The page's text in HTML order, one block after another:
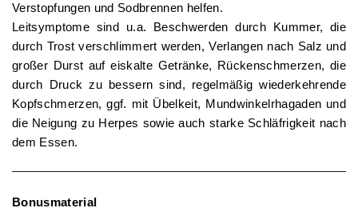
Verstopfungen und Sodbrennen helfen.
Leitsymptome sind u.a. Beschwerden durch Kummer, die
durch Trost verschlimmert werden, Verlangen nach Salz und
großer Durst auf eiskalte Getränke, Rückenschmerzen, die
durch Druck zu bessern sind, regelmäßig wiederkehrende
Kopfschmerzen, ggf. mit Übelkeit, Mundwinkelrhagaden und
die Neigung zu Herpes sowie auch starke Schläfrigkeit nach
dem Essen.
Bonusmaterial